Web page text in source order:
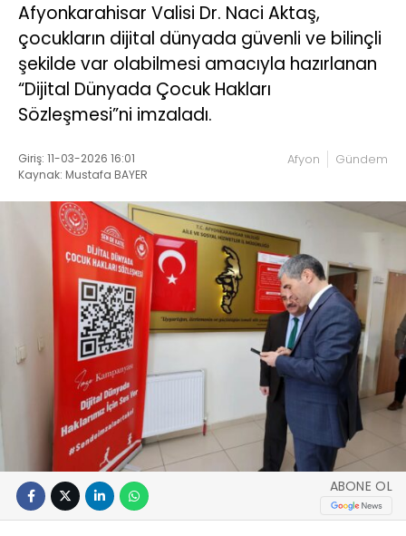
Afyonkarahisar Valisi Dr. Naci Aktaş,
çocukların dijital dünyada güvenli ve bilinçli
şekilde var olabilmesi amacıyla hazırlanan
“Dijital Dünyada Çocuk Hakları
Sözleşmesi”ni imzaladı.
Giriş: 11-03-2026 16:01
Kaynak: Mustafa BAYER
Afyon Gündem
ABONE OL